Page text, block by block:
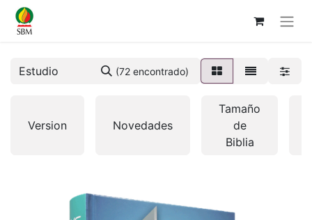
(72 encontrado)
Version Novedades
Tamaño
de
Biblia